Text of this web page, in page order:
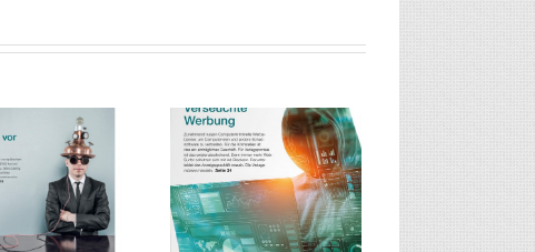
impresso 4/2017